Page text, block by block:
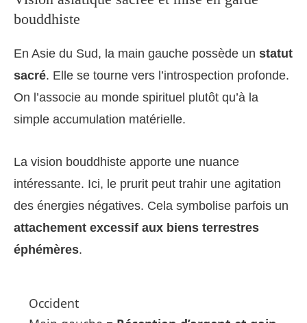
bouddhiste
En Asie du Sud, la main gauche possède un statut
sacré. Elle se tourne vers l’introspection profonde.
On l’associe au monde spirituel plutôt qu’à la
simple accumulation matérielle.
La vision bouddhiste apporte une nuance
intéressante. Ici, le prurit peut trahir une agitation
des énergies négatives. Cela symbolise parfois un
attachement excessif aux biens terrestres
éphémères.
Occident